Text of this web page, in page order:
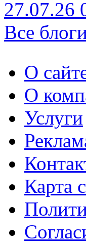
27.07.26
Все
О
О
Услуги
Карта